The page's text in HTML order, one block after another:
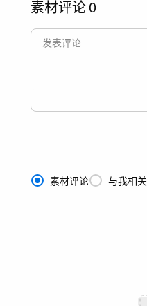
素材评论0
素材评论 与我相关